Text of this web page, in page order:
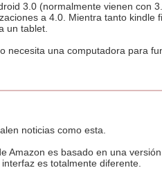
3.0 (normalmente vienen con
a 4.0. Mientra tanto kindle
un tablet.
necesita una computadora para
noticias como esta.
Amazon es basado en una
es totalmente diferente.